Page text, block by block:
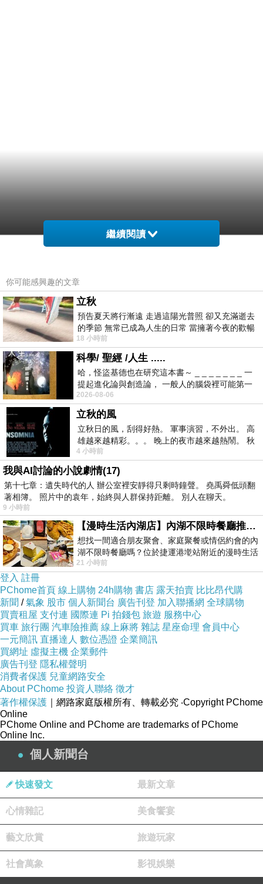
繼續閱讀
你可能感興趣的文章
立秋
預告夏天將行漸遠 走過這陽光普照 卻又充滿逝去
的季節 無常已成為人生的日常 當擁著今夜的歡暢
舒心 轉眼驟成昨日 而明晨 太陽
18 小時前
科學/ 聖經 /人生 .....
哈，怪盜基德也在研究這本書～ _ _ _ _ _ _ _ 一
提起進化論與創造論， 一般人的腦袋裡可能第一
時間就有「 進化論很科
2026-08-06
立秋的風
立秋日的風，刮得好熱。 軍事演習，不外出。 高
雄越來越精彩。。。 晚上的夜市越來越熱鬧。 秋
天的風刮得很熱 夜遊消暑熱。。。
4 小時前
我與AI討論的小說劇情(17)
第十七章：遺失時代的人 辦公室裡安靜得只剩時鐘聲。 堯禹舜低頭翻
著相簿。 照片中的袁年，始終與人群保持距離。 別人在聊天。
9 小時前
【漫時生活內湖店】內湖不限時餐廳推薦｜捷運港墘站美食，聚餐、約會、家庭聚會首選，正餐甜點一次滿足
想找一間適合朋友聚會、家庭聚餐或情侶約會的內
湖不限時餐廳嗎？位於捷運港墘站附近的漫時生活
內湖店，從捷運站步行約4分鐘即可抵
21 小時前
登入 註冊
PChome首頁 線上購物 24h購物 書店 露天拍賣 比比昂代購
新聞 /氣象 股市 個人新聞台 廣告刊登 加入聯播網 全球購物
買賣租屋 支付連 國際連 Pi 拍錢包 旅遊 服務中心
買車 旅行團 汽車險推薦 線上麻將 雜誌 星座命理 會員中心
一元簡訊 直播達人 數位憑證 企業簡訊
買網址 虛擬主機 企業郵件
廣告刊登 隱私權聲明
消費者保護 兒童網路安全
About PChome 投資人聯絡 徵才
著作權保護 ｜網路家庭版權所有、轉載必究 ‧Copyright PChome
Online
PChome Online and PChome are trademarks of PChome
Online Inc.
個人新聞台
快速發文 最新文章
心情雜記 美食饗宴
藝文欣賞 旅遊玩家
社會萬象 影視娛樂